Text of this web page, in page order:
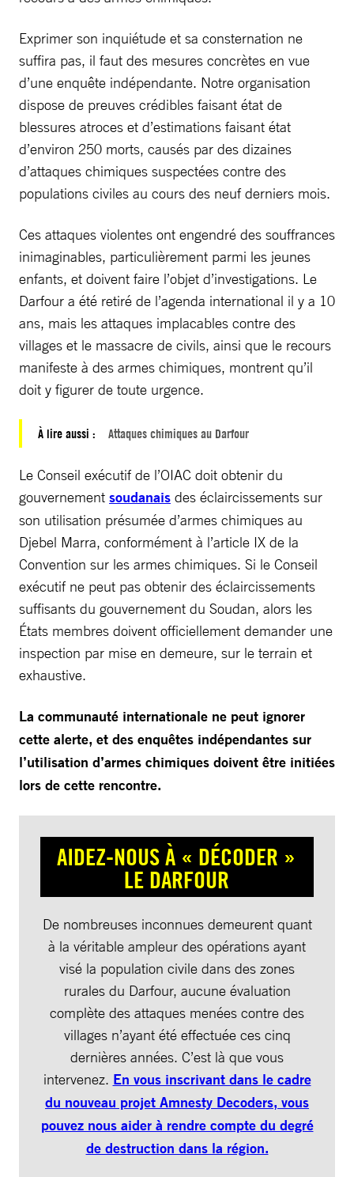
Exprimer son inquiétude et sa consternation ne
suffira pas, il faut des mesures concrètes en vue
d’une enquête indépendante. Notre organisation
dispose de preuves crédibles faisant état de
blessures atroces et d’estimations faisant état
d’environ 250 morts, causés par des dizaines
d’attaques chimiques suspectées contre des
populations civiles au cours des neuf derniers mois.
Ces attaques violentes ont engendré des souffrances
inimaginables, particulièrement parmi les jeunes
enfants, et doivent faire l’objet d’investigations. Le
Darfour a été retiré de l’agenda international il y a 10
ans, mais les attaques implacables contre des
villages et le massacre de civils, ainsi que le recours
manifeste à des armes chimiques, montrent qu’il
doit y figurer de toute urgence.
À lire aussi : Attaques chimiques au Darfour
Le Conseil exécutif de l’OIAC doit obtenir du
gouvernement soudanais des éclaircissements sur
son utilisation présumée d’armes chimiques au
Djebel Marra, conformément à l’article IX de la
Convention sur les armes chimiques. Si le Conseil
exécutif ne peut pas obtenir des éclaircissements
suffisants du gouvernement du Soudan, alors les
États membres doivent officiellement demander une
inspection par mise en demeure, sur le terrain et
exhaustive.
La communauté internationale ne peut ignorer
cette alerte, et des enquêtes indépendantes sur
l’utilisation d’armes chimiques doivent être initiées
lors de cette rencontre.
AIDEZ-NOUS À « DÉCODER »
LE DARFOUR
De nombreuses inconnues demeurent quant
à la véritable ampleur des opérations ayant
visé la population civile dans des zones
rurales du Darfour, aucune évaluation
complète des attaques menées contre des
villages n’ayant été effectuée ces cinq
dernières années. C’est là que vous
intervenez. En vous inscrivant dans le cadre
du nouveau projet Amnesty Decoders, vous
pouvez nous aider à rendre compte du degré
de destruction dans la région.